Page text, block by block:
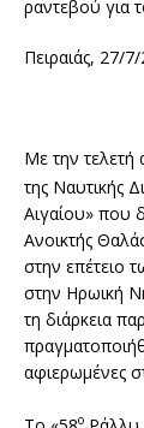
ραντεβού για
Πειραιάς, 27/
Με την
της Ναυτικής
Αιγαίου» που
Ανοικτής
στην επέτειο
στην Ηρωική
τη διάρκεια
αφιερωμένες
ο